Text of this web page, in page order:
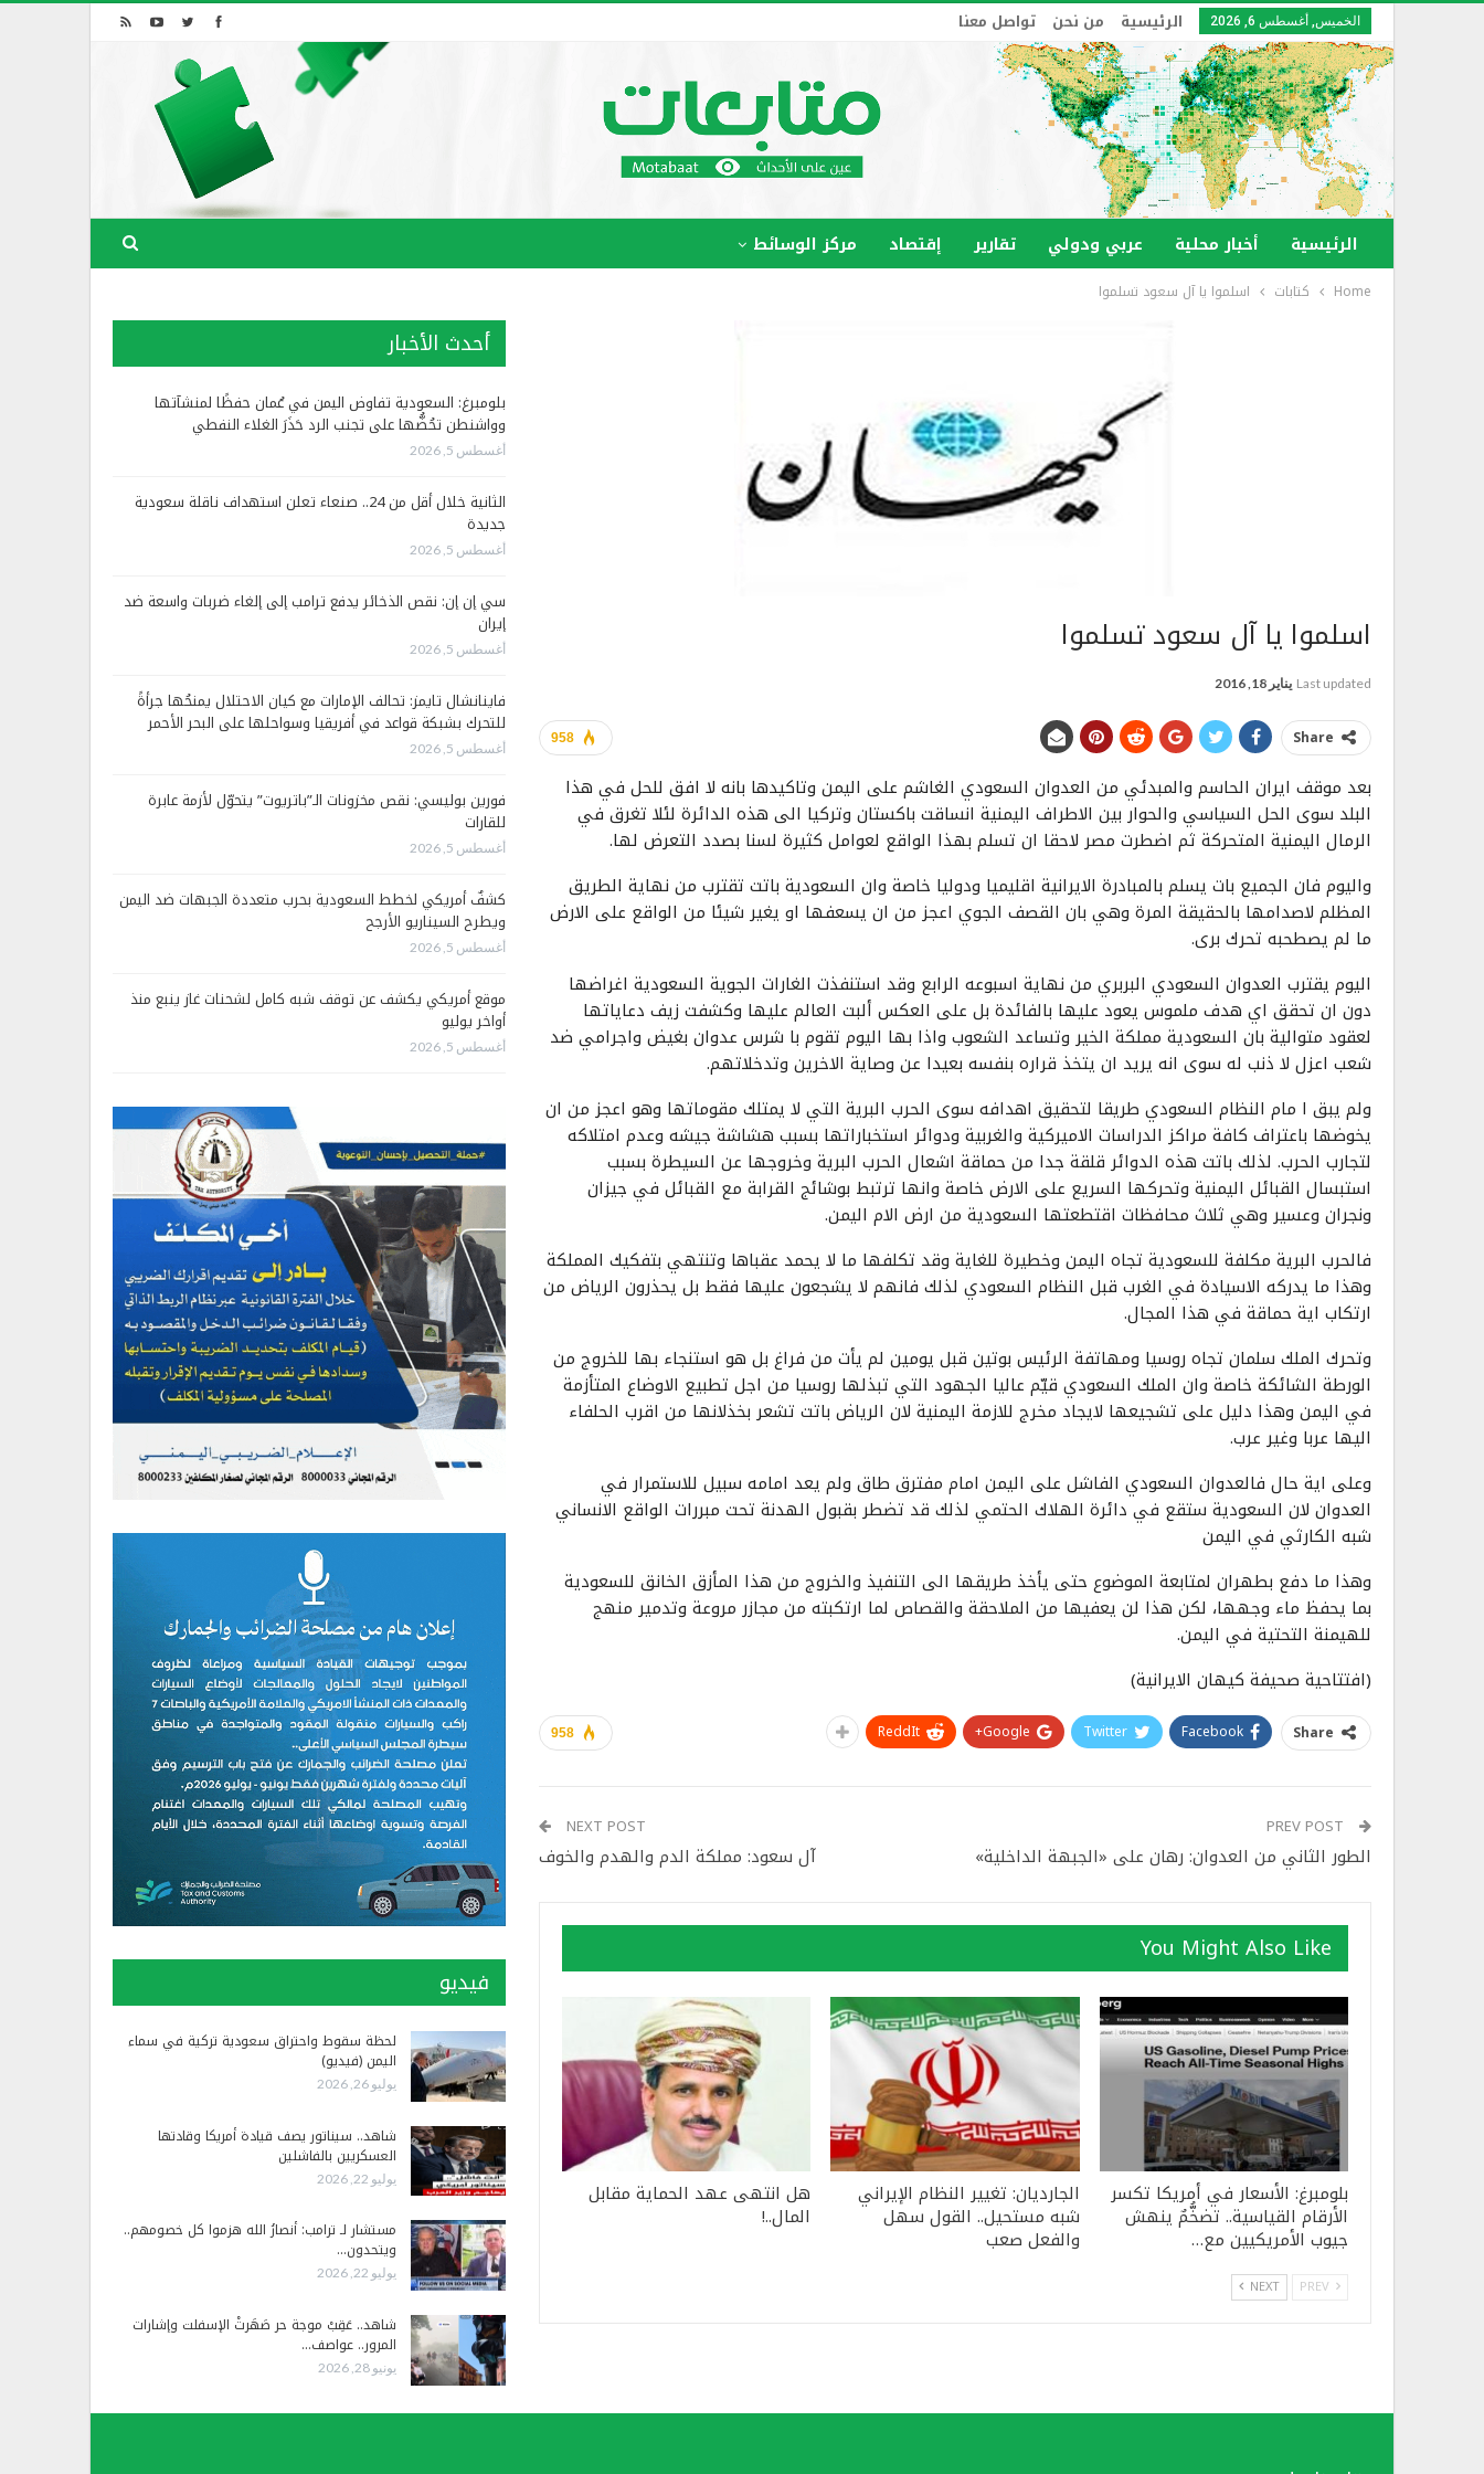
الخميس, أغسطس 6, 2026 الرئيسية من نحن تواصل معنا
الرئيسية أخبار محلية عربي ودولي تقارير إقتصاد مركز الوسائط
Home كتابات اسلموا يا آل سعود تسلموا
اسلموا يا آل سعود تسلموا
Last updated يناير 18, 2016
958 Share
بعد موقف ايران الحاسم والمبدئي من العدوان السعودي الغاشم على اليمن وتاكيدها بانه لا افق للحل في هذا
البلد سوى الحل السياسي والحوار بين الاطراف اليمنية انساقت باكستان وتركيا الى هذه الدائرة لئلا تغرق في
الرمال اليمنية المتحركة ثم اضطرت مصر لاحقا ان تسلم بهذا الواقع لعوامل كثيرة لسنا بصدد التعرض لها.
واليوم فان الجميع بات يسلم بالمبادرة الايرانية اقليميا ودوليا خاصة وان السعودية باتت تقترب من نهاية الطريق
المظلم لاصدامها بالحقيقة المرة وهي بان القصف الجوي اعجز من ان يسعفها او يغير شيئا من الواقع على الارض
ما لم يصطحبه تحرك برى.
اليوم يقترب العدوان السعودي البربري من نهاية اسبوعه الرابع وقد استنفذت الغارات الجوية السعودية اغراضها
دون ان تحقق اي هدف ملموس يعود عليها بالفائدة بل على العكس ألبت العالم عليها وكشفت زيف دعاياتها
لعقود متوالية بان السعودية مملكة الخير وتساعد الشعوب واذا بها اليوم تقوم با شرس عدوان بغيض واجرامي ضد
شعب اعزل لا ذنب له سوى انه يريد ان يتخذ قراره بنفسه بعيدا عن وصاية الاخرين وتدخلاتهم.
ولم يبق ا مام النظام السعودي طريقا لتحقيق اهدافه سوى الحرب البرية التي لا يمتلك مقوماتها وهو اعجز من ان
يخوضها باعتراف كافة مراكز الدراسات الاميركية والغربية ودوائر استخباراتها بسبب هشاشة جيشه وعدم امتلاكه
لتجارب الحرب. لذلك باتت هذه الدوائر قلقة جدا من حماقة اشعال الحرب البرية وخروجها عن السيطرة بسبب
استبسال القبائل اليمنية وتحركها السريع على الارض خاصة وانها ترتبط بوشائج القرابة مع القبائل في جيزان
ونجران وعسير وهي ثلاث محافظات اقتطعتها السعودية من ارض الام اليمن.
فالحرب البرية مكلفة للسعودية تجاه اليمن وخطيرة للغاية وقد تكلفها ما لا يحمد عقباها وتنتهي بتفكيك المملكة
وهذا ما يدركه الاسيادة في الغرب قبل النظام السعودي لذلك فانهم لا يشجعون عليها فقط بل يحذرون الرياض من
ارتكاب اية حماقة في هذا المجال.
وتحرك الملك سلمان تجاه روسيا ومهاتفة الرئيس بوتين قبل يومين لم يأت من فراغ بل هو استنجاء بها للخروج من
الورطة الشائكة خاصة وان الملك السعودي قيّم عاليا الجهود التي تبذلها روسيا من اجل تطبيع الاوضاع المتأزمة
في اليمن وهذا دليل على تشجيعها لايجاد مخرج للازمة اليمنية لان الرياض باتت تشعر بخذلانها من اقرب الحلفاء
اليها عربا وغير عرب.
وعلى اية حال فالعدوان السعودي الفاشل على اليمن امام مفترق طاق ولم يعد امامه سبيل للاستمرار في
العدوان لان السعودية ستقع في دائرة الهلاك الحتمي لذلك قد تضطر بقبول الهدنة تحت مبررات الواقع الانساني
شبه الكارثي في اليمن
وهذا ما دفع بطهران لمتابعة الموضوع حتى يأخذ طريقها الى التنفيذ والخروج من هذا المأزق الخانق للسعودية
بما يحفظ ماء وجهها، لكن هذا لن يعفيها من الملاحقة والقصاص لما ارتكبته من مجازر مروعة وتدمير منهج
للهيمنة التحتية في اليمن.
(افتتاحية صحيفة كيهان الايرانية)
958 Share
Facebook
Twitter
Google+
ReddIt
الطور الثاني من العدوان: رهان على «الجبهة الداخلية»
NEXT POST
آل سعود: مملكة الدم والهدم والخوف
You Might Also Like
بلومبرغ: الأسعار في أمريكا تكسر
الأرقام القياسية.. تضخُّمٌ ينهش
جيوب الأمريكيين مع…
الجارديان: تغيير النظام الإيراني
شبه مستحيل.. القول سهل
والفعل صعب
هل انتهى عهد الحماية مقابل
المال..!
NEXT
أحدث الأخبار
بلومبرغ: السعودية تفاوض اليمن في عُمان حفظًا لمنشآتها
وواشنطن تحُضُّها على تجنب الرد حَذَرَ الغلاء النفطي
أغسطس 5, 2026
الثانية خلال أقل من 24.. صنعاء تعلن استهداف ناقلة سعودية
جديدة
أغسطس 5, 2026
سي إن إن: نقص الذخائر يدفع ترامب إلى إلغاء ضربات واسعة ضد
إيران
أغسطس 5, 2026
فاينانشال تايمز: تحالف الإمارات مع كيان الاحتلال يمنحُها جرأةً
للتحرك بشبكة قواعد في أفريقيا وسواحلها على البحر الأحمر
أغسطس 5, 2026
فورين بوليسي: نقص مخزونات الـ”باتريوت” يتحوّل لأزمة عابرة
للقارات
أغسطس 5, 2026
كشفٌ أمريكي لخطط السعودية بحرب متعددة الجبهات ضد اليمن
ويطرح السيناريو الأرجح
أغسطس 5, 2026
موقع أمريكي يكشف عن توقف شبه كامل لشحنات غاز ينبع منذ
أواخر يوليو
أغسطس 5, 2026
فيديو
لحظة سقوط واحتراق سعودية تركية في سماء
اليمن (فيديو)
يوليو 26, 2026
شاهد.. سيناتور يصف قيادة أمريكا وقادتها
العسكريين بالفاشلين
يوليو 22, 2026
مستشار لـ ترامب: أنصارُ الله هزموا كل خصومهم..
ويتحدون…
يوليو 22, 2026
شاهد.. عَقِبْ موجة حر صَهَرتْ الإسفلت وإشارات
المرور.. عواصف…
يونيو 28, 2026